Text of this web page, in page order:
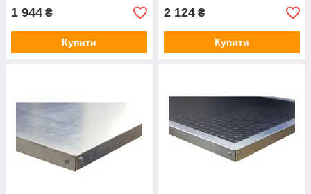
1 944 ₴
Купити
2 124 ₴
Купити